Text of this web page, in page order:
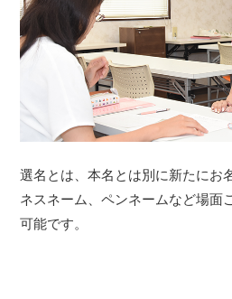
選名とは、本名とは別に新たにお
ネスネーム、ペンネームなど場面
可能です。